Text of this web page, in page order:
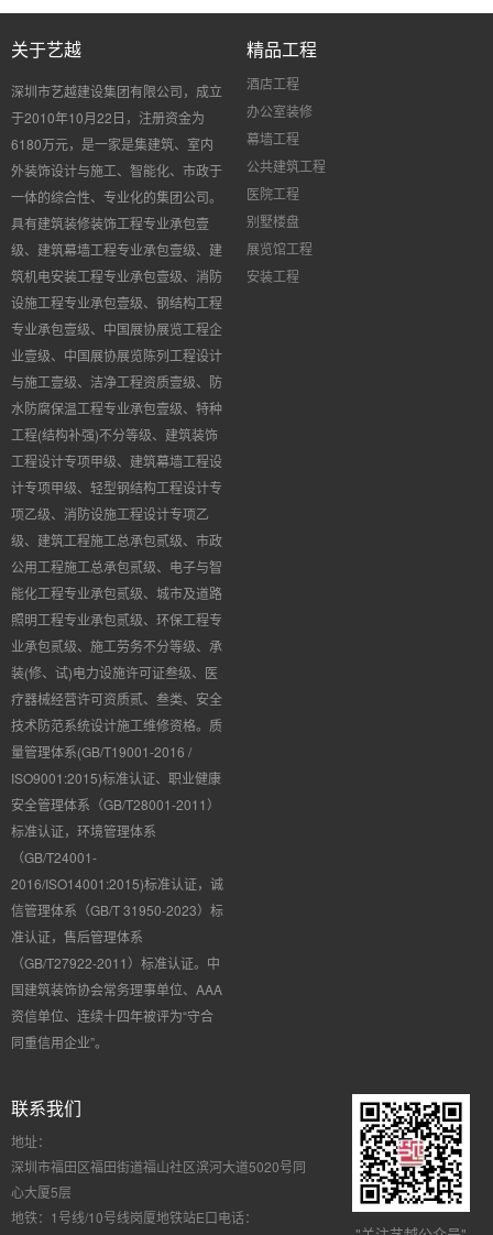
关于艺越
深圳市艺越建设集团有限公司，成立
于2010年10月22日，注册资金为
6180万元，是一家是集建筑、室内
外装饰设计与施工、智能化、市政于
一体的综合性、专业化的集团公司。
具有建筑装修装饰工程专业承包壹
级、建筑幕墙工程专业承包壹级、建
筑机电安装工程专业承包壹级、消防
设施工程专业承包壹级、钢结构工程
专业承包壹级、中国展协展览工程企
业壹级、中国展协展览陈列工程设计
与施工壹级、洁净工程资质壹级、防
水防腐保温工程专业承包壹级、特种
工程(结构补强)不分等级、建筑装饰
工程设计专项甲级、建筑幕墙工程设
计专项甲级、轻型钢结构工程设计专
项乙级、消防设施工程设计专项乙
级、建筑工程施工总承包贰级、市政
公用工程施工总承包贰级、电子与智
能化工程专业承包贰级、城市及道路
照明工程专业承包贰级、环保工程专
业承包贰级、施工劳务不分等级、承
装(修、试)电力设施许可证叁级、医
疗器械经营许可资质贰、叁类、安全
技术防范系统设计施工维修资格。质
量管理体系(GB/T19001-2016 /
ISO9001:2015)标准认证、职业健康
安全管理体系（GB/T28001-2011）
标准认证，环境管理体系
（GB/T24001-
2016/ISO14001:2015)标准认证，诚
信管理体系（GB/T 31950-2023）标
准认证，售后管理体系
（GB/T27922-2011）标准认证。中
国建筑装饰协会常务理事单位、AAA
资信单位、连续十四年被评为“守合
同重信用企业”。
精品工程
酒店工程
办公室装修
幕墙工程
公共建筑工程
医院工程
别墅楼盘
展览馆工程
安装工程
联系我们
地址：
深圳市福田区福田街道福山社区滨河大道5020号同
心大厦5层
地铁： 1号线/10号线岗厦地铁站E口电话：